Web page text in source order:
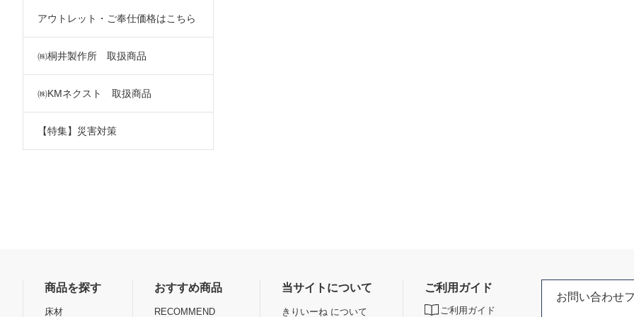
アウトレット・ご奉仕価格はこちら
㈱桐井製作所 取扱商品
㈱KMネクスト 取扱商品
【特集】災害対策
商品を探す
床材
おすすめ商品
RECOMMEND
当サイトについて
きりいーね について
ご利用ガイド
ご利用ガイド
お問い合わせ